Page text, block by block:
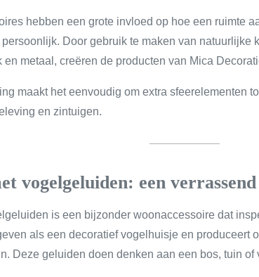
hebben een grote invloed op hoe een ruimte
Door gebruik te maken van natuurlijke
en metaal, creëren de producten van Mica
maakt het eenvoudig om extra sfeerelementen
en zintuigen.
vogelgeluiden: een
is een bijzonder woonaccessoire dat
als een decoratief vogelhuisje en produceert
Deze geluiden doen denken aan een bos, tuin of